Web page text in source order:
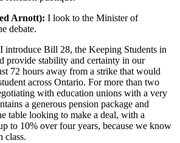
Arnott): I look to the Minister of
debate.
I introduce Bill 28, the Keeping Students in
provide stability and certainty in our
72 hours away from a strike that would
across Ontario. For more than two
with education unions with a very
a generous pension package and
table looking to make a deal, with a
to 10% over four years, because we know
class.